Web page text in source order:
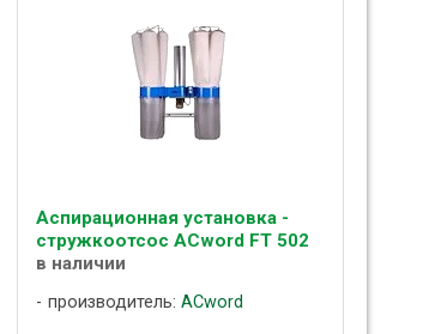
Аспирационная установка -
стружкоотсос ACword FT 502
в наличии
производитель: ACword